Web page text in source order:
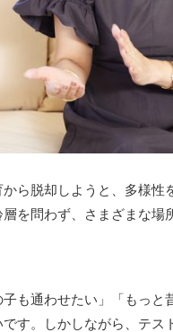
ら脱却しようと、多様性
を問わず、さまざまな場
も通わせたい」「もっと
す。しかしながら、テス